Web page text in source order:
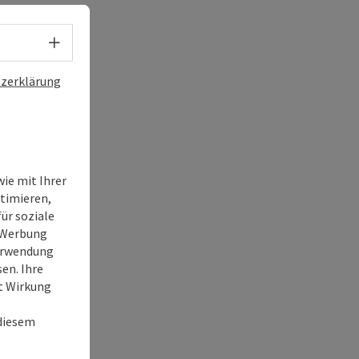
Sprachwahl - Menü öffnen
mit Ihrer
soziale
Ihre
Wirkung